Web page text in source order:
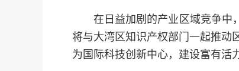
在日益加剧的产业区域竞争中
将与大湾区知识产权部门一起推动
为国际科技创新中心，建设富有活